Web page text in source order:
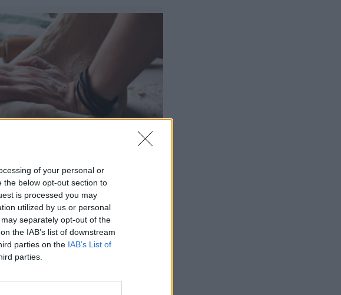
of your personal or
the below opt-out section to
is processed you may
utilized by us or personal
separately opt-out of the
the IAB’s list of downstream
parties on the IAB’s List of
parties.
Lifestyle Ruoka
leipomista –
innokkaimpia